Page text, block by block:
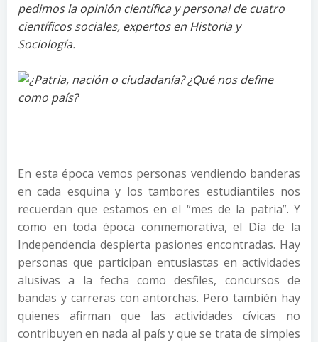
pedimos la opinión científica y personal de cuatro
científicos sociales, expertos en Historia y
Sociología.
En esta época vemos personas vendiendo banderas
en cada esquina y los tambores estudiantiles nos
recuerdan que estamos en el “mes de la patria”. Y
como en toda época conmemorativa, el Día de la
Independencia despierta pasiones encontradas. Hay
personas que participan entusiastas en actividades
alusivas a la fecha como desfiles, concursos de
bandas y carreras con antorchas. Pero también hay
quienes afirman que las actividades cívicas no
contribuyen en nada al país y que se trata de simples